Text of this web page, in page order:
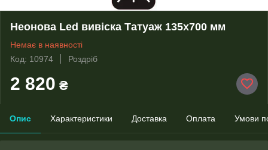
Неонова Led вивіска Татуаж 135х700 мм
Немає в наявності
Код: 10974
Роздріб
2 820 ₴
Опис Характеристики Доставка Оплата Умови